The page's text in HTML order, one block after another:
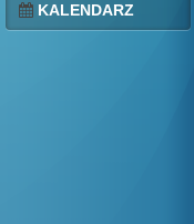
KALENDARZ